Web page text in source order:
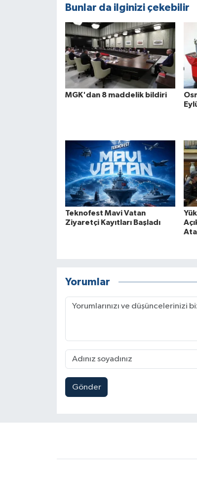
Bunlar da ilginizi çekebilir
MGK'dan 8 maddelik bildiri
Teknofest Mavi Vatan
Ziyaretçi Kayıtları Başladı
Yorumlar
Gönder